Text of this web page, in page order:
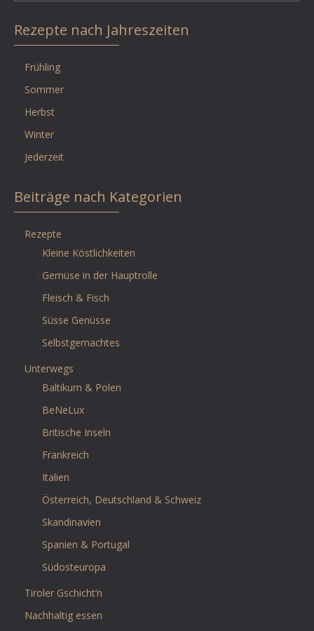
Rezepte nach Jahreszeiten
Frühling
Sommer
Herbst
Winter
Jederzeit
Beiträge nach Kategorien
Rezepte
Kleine Köstlichkeiten
Gemüse in der Hauptrolle
Fleisch & Fisch
Süsse Genüsse
Selbstgemachtes
Unterwegs
Baltikum & Polen
BeNeLux
Britische Inseln
Frankreich
Italien
Österreich, Deutschland & Schweiz
Skandinavien
Spanien & Portugal
Südosteuropa
Tiroler Gschicht’n
Nachhaltig essen